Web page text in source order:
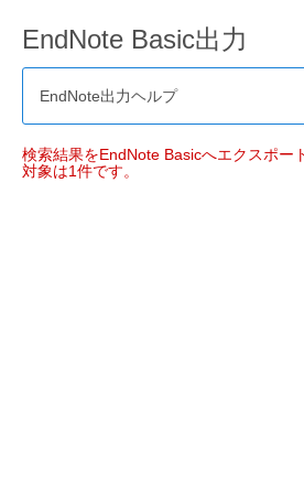
EndNote Basic出力
EndNote出力ヘルプ
検索結果をEndNote Basicへエクスポー
対象は1件です。